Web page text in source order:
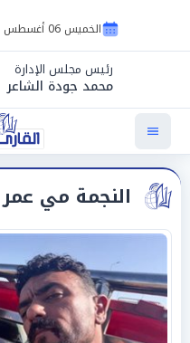
الخميس 06 أغسطس 2026
رئيس مجلس الإدارة
محمد جودة الشاعر
النجمة مي عمر